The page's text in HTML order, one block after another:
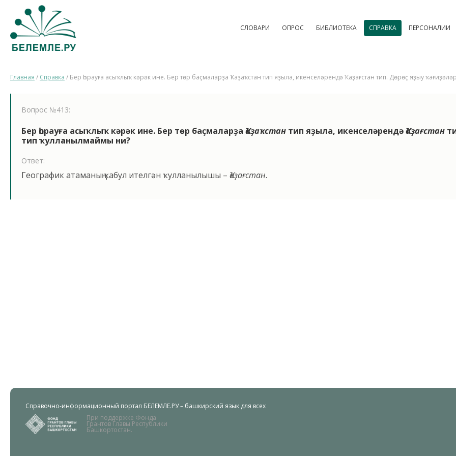
СЛОВАРИ ОПРОС БИБЛИОТЕКА СПРАВКА ПЕРСОНАЛИИ
Главная / Справка / Бер һорауға асыҡлыҡ кәрәк ине. Бер төр баҫмаларҙа Ҡаҙаҡстан тип яҙыла, икенселәрендә Ҡаҙағстан тип. Дөрөҫ яҙыу
Вопрос №413:
Бер һорауға асыҡлыҡ кәрәк ине. Бер төр баҫмаларҙа Ҡаҙаҡстан тип яҙыла, икенселәрендәҠаҙағстан
тип ҡулланылмаймы ни?
Ответ:
Географик атаманың ҡабул ителгән ҡулланылышы – Ҡаҙағстан.
Справочно-информационный портал БЕЛЕМЛЕ.РУ – башкирский язык для всех
При поддержке Фонда
Грантов Главы Республики
Башкортостан.